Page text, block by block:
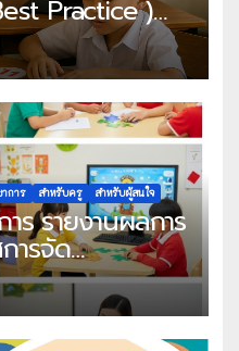
Practice )
นโลยีดิจิทัจ
การพัฒนา
ด้านการจดจำ
เรียน โดยใช้
ยใช้สื่อในระบบ
Center
การ สำหรับครู สำหรับผู้สนใจ
ร รายงานผลการ
ารจัด
รู้ผ่านเกมการ
เพื่อ
งเด็กปฐมวัย